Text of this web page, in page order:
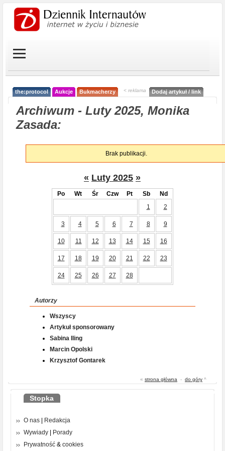
the:protocol Aukcje Bukmacherzy < reklama Dodaj artykuł / link
Archiwum - Luty 2025, Monika
Zasada:
Brak publikacji.
« Luty 2025 »
Po Wt Śr Czw Pt Sb
Nd
1
2
3 4 5 6 7 8 9
10 11 12 13 14 15 16
17 18 19 20 21 22 23
24 25 26 27 28
Autorzy
Wszyscy
Artykuł sponsorowany
Sabina Iling
Marcin Opolski
Krzysztof Gontarek
« strona główna - do góry ^
Stopka
O nas
Redakcja
Wywiady
Porady
Prywatność & cookies